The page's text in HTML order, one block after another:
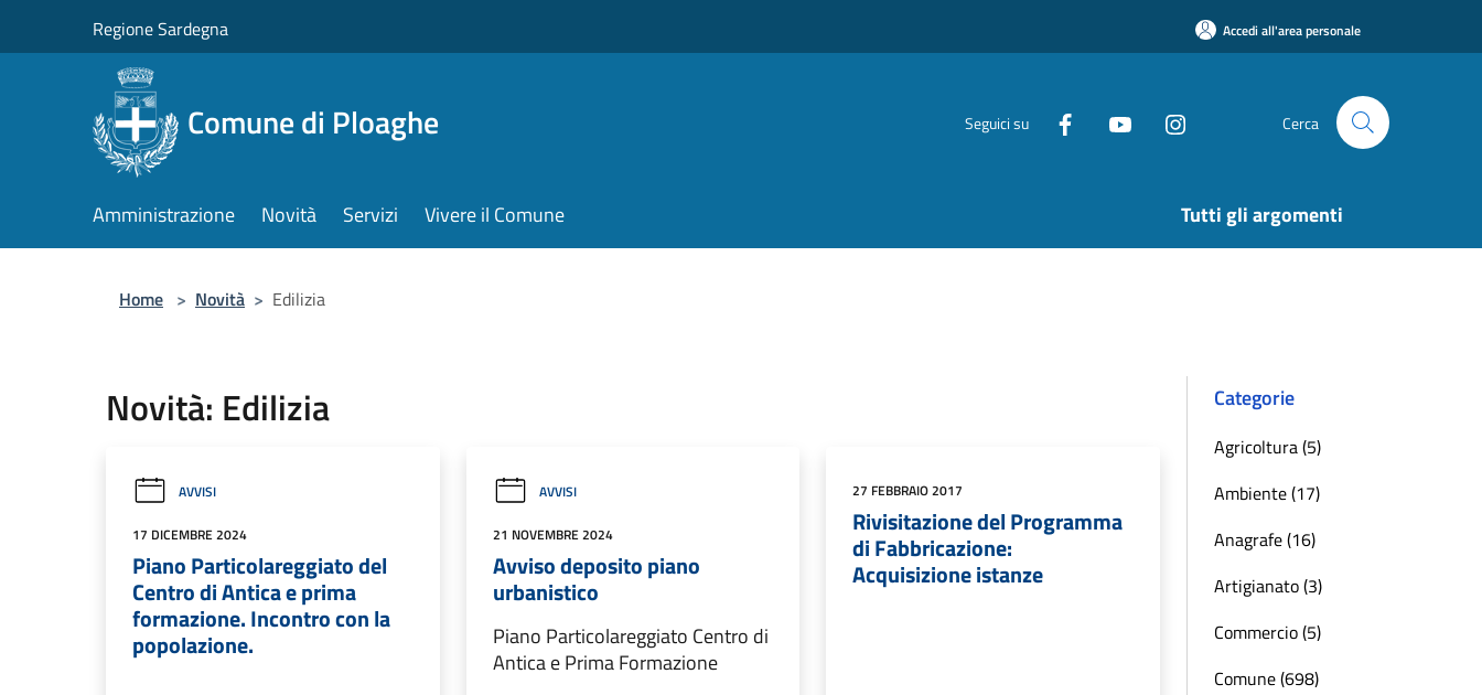
Regione Sardegna Accedi all'area personale
Comune di Ploaghe Seguici su Cerca
Amministrazione Novità Servizi Vivere il Comune Tutti gli argomenti
Home > Novità > Edilizia
Novità: Edilizia
AVVISI
17 DICEMBRE 2024
Piano Particolareggiato del
Centro di Antica e prima
formazione. Incontro con la
popolazione.
AVVISI
21 NOVEMBRE 2024
Avviso deposito piano
urbanistico
Piano Particolareggiato Centro di
Antica e Prima Formazione
27 FEBBRAIO 2017
Rivisitazione del Programma
di Fabbricazione:
Acquisizione istanze
Categorie
Agricoltura (5)
Ambiente (17)
Anagrafe (16)
Artigianato (3)
Commercio (5)
Comune (698)